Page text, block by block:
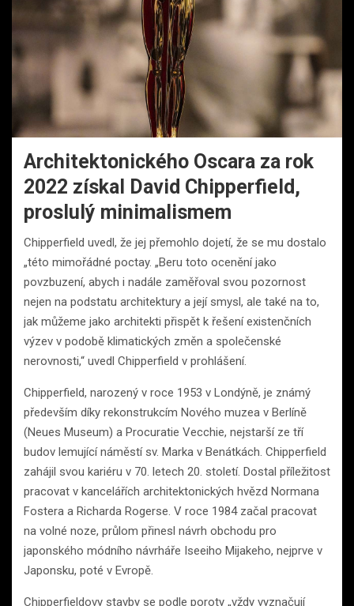
Architektonického Oscara za rok
2022 získal David Chipperfield,
proslulý minimalismem
Chipperfield uvedl, že jej přemohlo dojetí, že se mu dostalo
„této mimořádné poctay. „Beru toto ocenění jako
povzbuzení, abych i nadále zaměřoval svou pozornost
nejen na podstatu architektury a její smysl, ale také na to,
jak můžeme jako architekti přispět k řešení existenčních
výzev v podobě klimatických změn a společenské
nerovnosti,“ uvedl Chipperfield v prohlášení.
Chipperfield, narozený v roce 1953 v Londýně, je známý
především díky rekonstrukcím Nového muzea v Berlíně
(Neues Museum) a Procuratie Vecchie, nejstarší ze tří
budov lemující náměstí sv. Marka v Benátkách. Chipperfield
zahájil svou kariéru v 70. letech 20. století. Dostal příležitost
pracovat v kancelářích architektonických hvězd Normana
Fostera a Richarda Rogerse. V roce 1984 začal pracovat
na volné noze, průlom přinesl návrh obchodu pro
japonského módního návrháře Iseeiho Mijakeho, nejprve v
Japonsku, poté v Evropě.
Chipperfieldovy stavby se podle poroty „vždy vyznačují